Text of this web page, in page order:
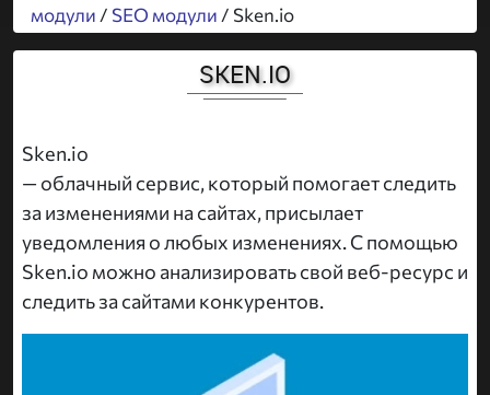
модули / SEO модули / Sken.io
SKEN.IO
Sken.io
— облачный сервис, который помогает следить
за изменениями на сайтах, присылает
уведомления о любых изменениях. С помощью
Sken.io можно анализировать свой веб-ресурс и
следить за сайтами конкурентов.